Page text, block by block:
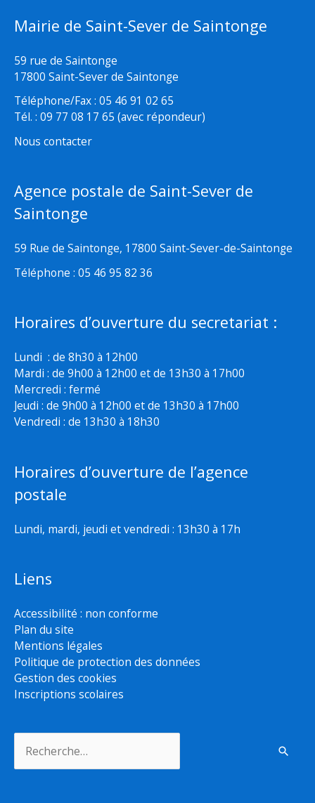
Mairie de Saint-Sever de Saintonge
59 rue de Saintonge
17800 Saint-Sever de Saintonge
Téléphone/Fax : 05 46 91 02 65
Tél. : 09 77 08 17 65 (avec répondeur)
Nous contacter
Agence postale de Saint-Sever de
Saintonge
59 Rue de Saintonge, 17800 Saint-Sever-de-Saintonge
Téléphone : 05 46 95 82 36
Horaires d’ouverture du secretariat :
Lundi : de 8h30 à 12h00
Mardi : de 9h00 à 12h00 et de 13h30 à 17h00
Mercredi : fermé
Jeudi : de 9h00 à 12h00 et de 13h30 à 17h00
Vendredi : de 13h30 à 18h30
Horaires d’ouverture de l’agence
postale
Lundi, mardi, jeudi et vendredi : 13h30 à 17h
Liens
Accessibilité : non conforme
Plan du site
Mentions légales
Politique de protection des données
Gestion des cookies
Inscriptions scolaires